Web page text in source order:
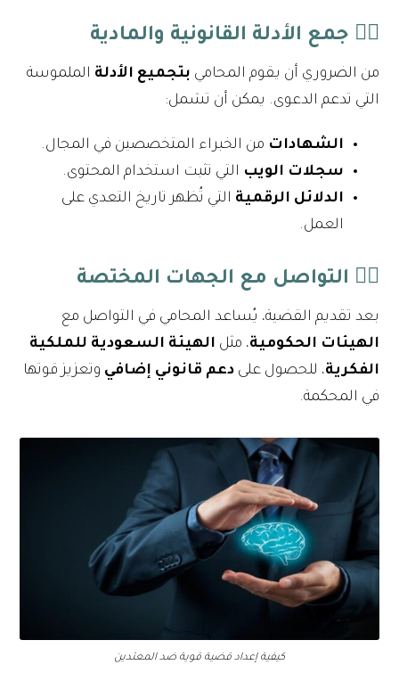
٢️⃣ جمع الأدلة القانونية والمادية
من الضروري أن يقوم المحامي بتجميع الأدلة الملموسة
التي تدعم الدعوى. يمكن أن تشمل:
الشهادات من الخبراء المتخصصين في المجال.
سجلات الويب التي تثبت استخدام المحتوى.
الدلائل الرقمية التي تُظهر تاريخ التعدي على
العمل.
٣️⃣ التواصل مع الجهات المختصة
بعد تقديم القضية، يُساعد المحامي في التواصل مع
الهيئات الحكومية، مثل الهيئة السعودية للملكية
الفكرية، للحصول علىدعم قانوني إضافي وتعزيز قوتها
في المحكمة.
كيفية إعداد قضية قوية ضد المعتدين